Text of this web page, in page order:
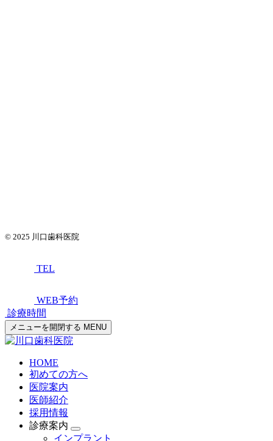
© 2025 川口歯科医院
TEL
WEB予約
診療時間
メニューを開閉する MENU
HOME
初めての方へ
医院案内
医師紹介
採用情報
診療案内
インプラント